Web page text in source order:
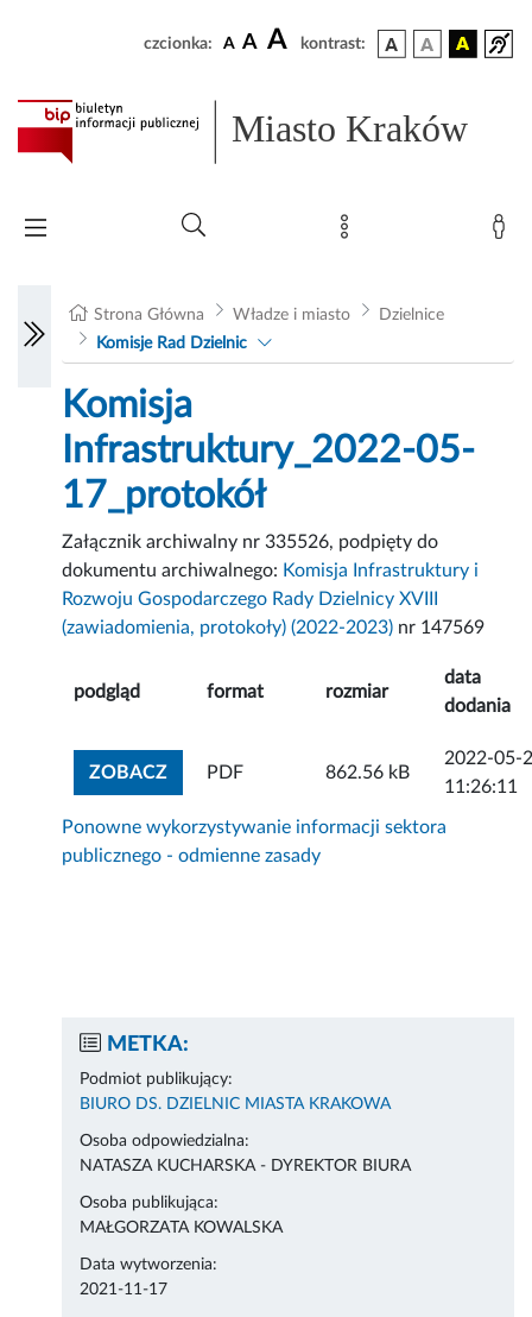
czcionka: A A A kontrast:
Miasto Kraków
Strona Główna Władze i miasto
Dzielnice
Komisje Rad Dzielnic
Komisja
Infrastruktury_2022-05-
17_protokół
Załącznik archiwalny nr 335526, podpięty do
dokumentu archiwalnego: Komisja Infrastruktury i
Rozwoju Gospodarczego Rady Dzielnicy XVIII
(zawiadomienia, protokoły) (2022-2023) nr 147569
podgląd format rozmiar
data
dodania
ZOBACZZOBACZ ZAŁĄCZNIK
PDF 862.56 kB
2022-05-
11:26:11
Ponowne wykorzystywanie informacji sektora
publicznego - odmienne zasady
METKA:
Podmiot publikujący:
BIURO DS. DZIELNIC MIASTA KRAKOWA
Osoba odpowiedzialna:
NATASZA KUCHARSKA - DYREKTOR BIURA
Osoba publikująca:
MAŁGORZATA KOWALSKA
Data wytworzenia:
2021-11-17